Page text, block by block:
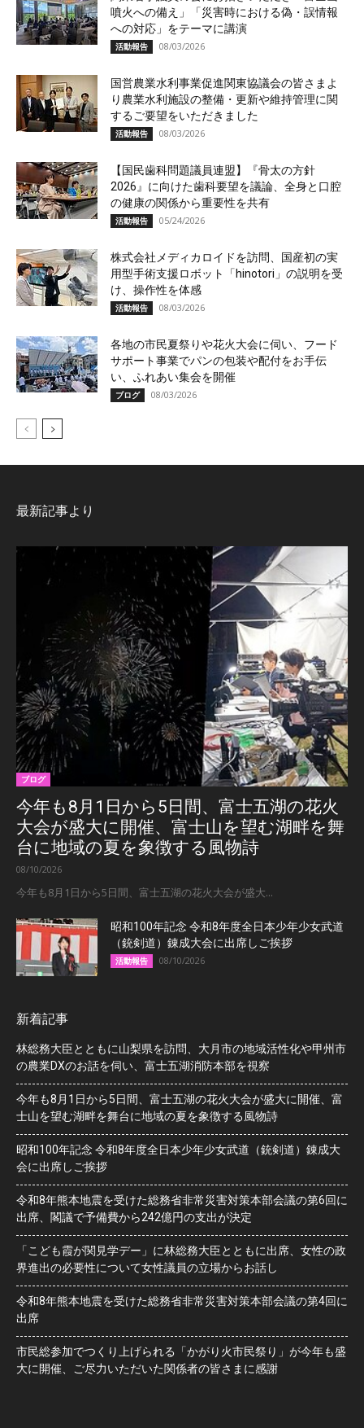
噴火への備え」「災害時における偽・誤情報
への対応」をテーマに講演
活動報告 08/03/2026
国営農業水利事業促進関東協議会の皆さまよ
り農業水利施設の整備・更新や維持管理に関
するご要望をいただきました
活動報告 08/03/2026
【国民歯科問題議員連盟】『骨太の方針
2026』に向けた歯科要望を議論、全身と口腔
の健康の関係から重要性を共有
活動報告 05/24/2026
株式会社メディカロイドを訪問、国産初の実
用型手術支援ロボット「hinotori」の説明を受
け、操作性を体感
活動報告 08/03/2026
各地の市民夏祭りや花火大会に伺い、フード
サポート事業でパンの包装や配付をお手伝
い、ふれあい集会を開催
ブログ 08/03/2026
最新記事より
ブログ
今年も8月1日から5日間、富士五湖の花火
大会が盛大に開催、富士山を望む湖畔を舞
台に地域の夏を象徴する風物詩
08/10/2026
今年も8月1日から5日間、富士五湖の花火大会が盛大...
昭和100年記念 令和8年度全日本少年少女武道
（銃剣道）錬成大会に出席しご挨拶
活動報告 08/10/2026
新着記事
林総務大臣とともに山梨県を訪問、大月市の地域活性化や甲州市
の農業DXのお話を伺い、富士五湖消防本部を視察
今年も8月1日から5日間、富士五湖の花火大会が盛大に開催、富
士山を望む湖畔を舞台に地域の夏を象徴する風物詩
昭和100年記念 令和8年度全日本少年少女武道（銃剣道）錬成大
会に出席しご挨拶
令和8年熊本地震を受けた総務省非常災害対策本部会議の第6回に
出席、閣議で予備費から242億円の支出が決定
「こども霞が関見学デー」に林総務大臣とともに出席、女性の政
界進出の必要性について女性議員の立場からお話し
令和8年熊本地震を受けた総務省非常災害対策本部会議の第4回に
出席
市民総参加でつくり上げられる「かがり火市民祭り」が今年も盛
大に開催、ご尽力いただいた関係者の皆さまに感謝